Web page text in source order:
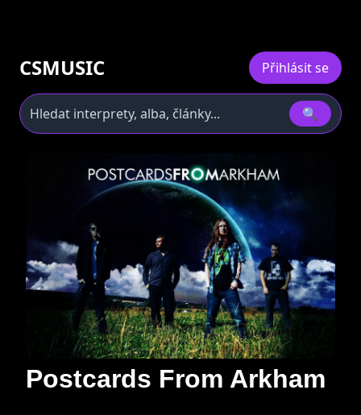
CSMUSIC Přihlásit se
🔍
Postcards From Arkham